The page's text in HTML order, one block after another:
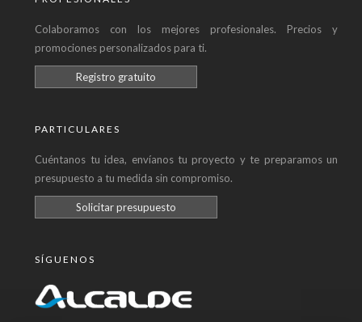
Colaboramos con los mejores profesionales. Precios y
promociones personalizados para ti.
Registro gratuito
PARTICULARES
Cuéntanos tu idea, envíanos tu proyecto y te preparamos un
presupuesto a tu medida sin compromiso.
Solicitar presupuesto
SÍGUENOS